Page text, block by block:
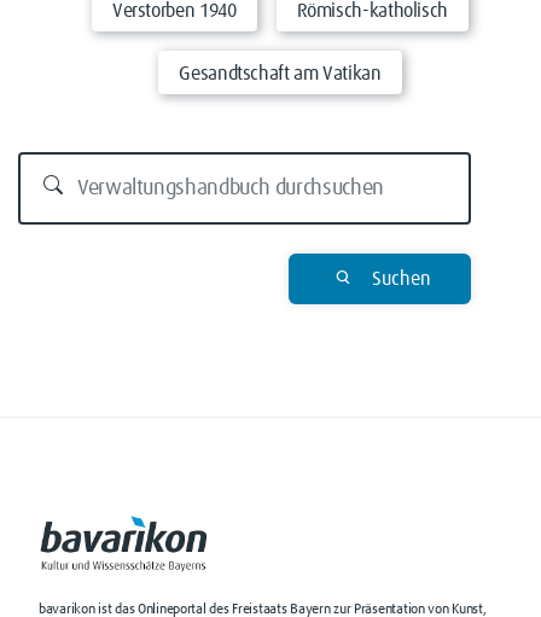
Verstorben 1940 Römisch-katholisch
Gesandtschaft am Vatikan
Suchen
bavarikon ist das Onlineportal des Freistaats Bayern zur Präsentation von Kunst,